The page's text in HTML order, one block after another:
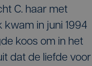
C. haar met
kwam in juni 1994
koos om in het
dat de liefde voor